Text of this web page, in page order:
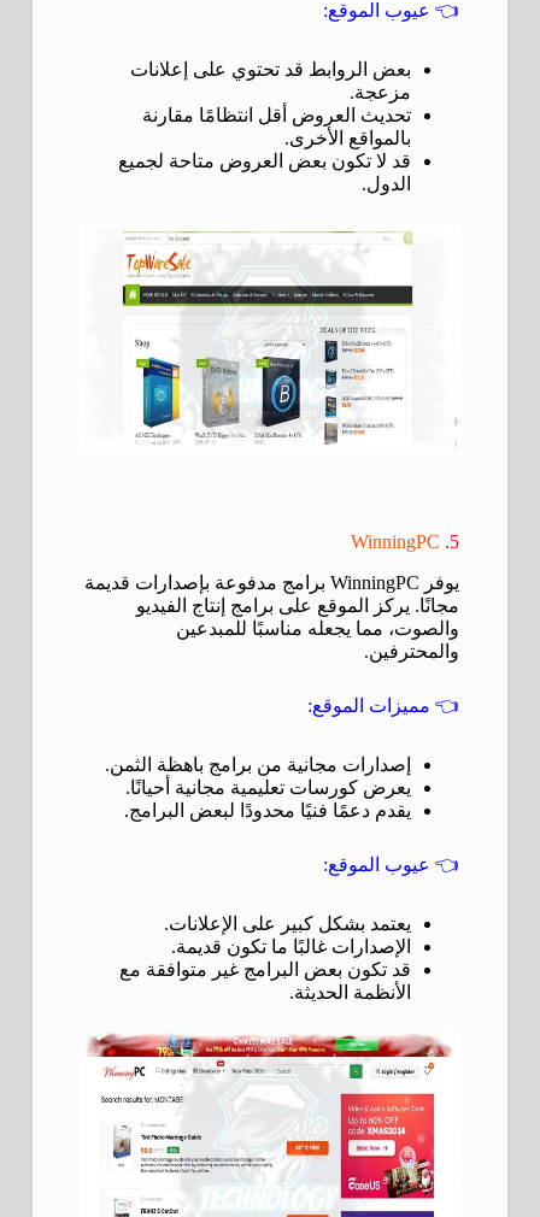
👈 عيوب الموقع:
بعض الروابط قد تحتوي على إعلانات
مزعجة.
تحديث العروض أقل انتظامًا مقارنة
بالمواقع الأخرى.
قد لا تكون بعض العروض متاحة لجميع
الدول.
5.
WinningPC
يوفر WinningPC برامج مدفوعة بإصدارات قديمة
مجانًا. يركز الموقع على برامج إنتاج الفيديو
والصوت، مما يجعله مناسبًا للمبدعين
والمحترفين.
👈 مميزات الموقع:
إصدارات مجانية من برامج باهظة الثمن.
يعرض كورسات تعليمية مجانية أحيانًا.
يقدم دعمًا فنيًا محدودًا لبعض البرامج.
👈 عيوب الموقع:
يعتمد بشكل كبير على الإعلانات.
الإصدارات غالبًا ما تكون قديمة.
قد تكون بعض البرامج غير متوافقة مع
الأنظمة الحديثة.